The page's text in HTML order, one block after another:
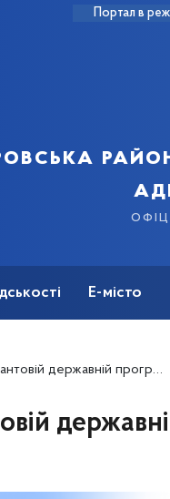
Портал в
Е-місто
державній програмі "ГрінДІМ"